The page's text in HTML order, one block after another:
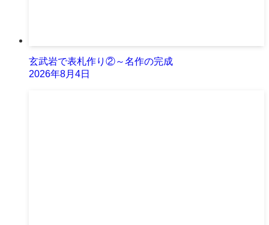
玄武岩で表札作り②～名作の完成
2026年8月4日